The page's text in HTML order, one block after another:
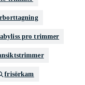
pro trimmer
frisörkam